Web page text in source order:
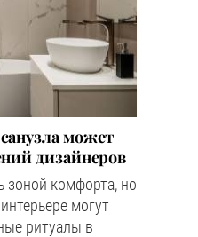
может
дизайнеров
зоной комфорта, но
могут
ритуалы в